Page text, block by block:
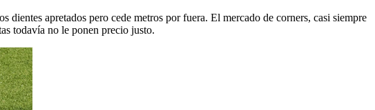
dientes apretados pero cede metros por fuera. El mercado de corners, casi siempre
todavía no le ponen precio justo.